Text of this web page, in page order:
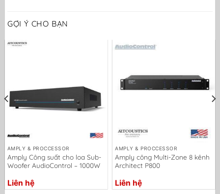
GỢI Ý CHO BẠN
AMPLY & PROCCESSOR
Amply Công suất cho loa Sub-
Woofer AudioControl – 1000W
Liên hệ
AMPLY & PROCCESSOR
Amply công Multi-Zone 8 kênh
Architect P800
Liên hệ